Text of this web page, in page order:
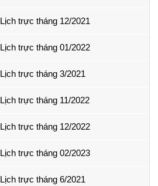
Lịch trực tháng 12/2021
Lịch trực tháng 01/2022
Lịch trực tháng 3/2021
Lịch trực tháng 11/2022
Lịch trực tháng 12/2022
Lịch trực tháng 02/2023
Lịch trực tháng 6/2021